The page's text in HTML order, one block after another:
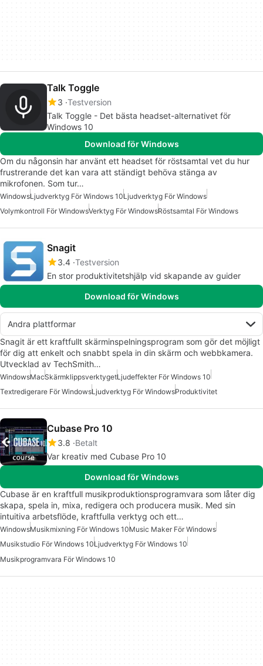
Talk Toggle
3 Testversion
Talk Toggle - Det bästa headset-alternativet för
Windows 10
Download för Windows
Om du någonsin har använt ett headset för röstsamtal vet du hur
frustrerande det kan vara att ständigt behöva stänga av
mikrofonen. Som tur…
WindowsLjudverktyg För Windows 10Ljudverktyg För Windows
Volymkontroll För WindowsVerktyg För WindowsRöstsamtal För Windows
Snagit
3.4 Testversion
En stor produktivitetshjälp vid skapande av guider
Download för Windows
Andra plattformar
Snagit är ett kraftfullt skärminspelningsprogram som gör det möjligt
för dig att enkelt och snabbt spela in din skärm och webbkamera.
Utvecklad av TechSmith…
WindowsMacSkärmklippsverktygetLjudeffekter För Windows 10
Textredigerare För WindowsLjudverktyg För WindowsProduktivitet
Cubase Pro 10
3.8 Betalt
Var kreativ med Cubase Pro 10
Download för Windows
Cubase är en kraftfull musikproduktionsprogramvara som låter dig
skapa, spela in, mixa, redigera och producera musik. Med sin
intuitiva arbetsflöde, kraftfulla verktyg och ett…
WindowsMusikmixning För Windows 10Music Maker För Windows
Musikstudio För Windows 10Ljudverktyg För Windows 10
Musikprogramvara För Windows 10